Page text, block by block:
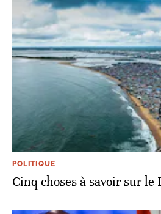
POLITIQUE
Cinq choses à savoir sur le